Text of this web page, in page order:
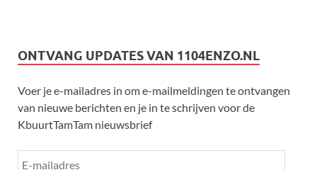
ONTVANG UPDATES VAN 1104ENZO.NL
Voer je e-mailadres in om e-mailmeldingen te ontvangen
van nieuwe berichten en je in te schrijven voor de
KbuurtTamTam nieuwsbrief